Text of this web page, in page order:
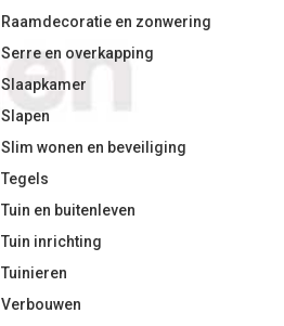
Raamdecoratie en zonwering
Serre en overkapping
Slaapkamer
Slapen
Slim wonen en beveiliging
Tegels
Tuin en buitenleven
Tuin inrichting
Tuinieren
Verbouwen